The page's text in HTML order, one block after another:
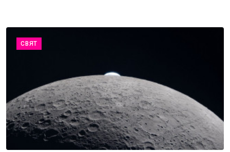
СВЯТ